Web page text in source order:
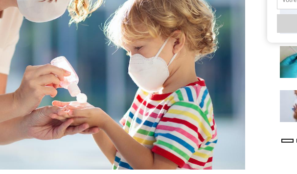
Fortes chaleurs :
pourquoi le risque de
noyade grimpe-t-il ?
Le Viagra pourrait-il
freiner la propagation du
cancer ?
Pourquoi manger moins
de protéines pourrait
finalement être bénéfique
Grossesse et chaleur : ce
que dit la science
Le smartphone nuit-il à
l'apprentissage de la
lecture ?
Mordue par une tique en
vacances, elle reste dans
le coma pendant 42 jours